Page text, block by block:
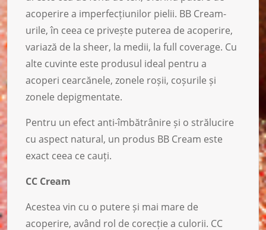
acoperire a imperfecțiunilor pielii. BB Cream-
urile, în ceea ce privește puterea de acoperire,
variază de la sheer, la medii, la full coverage. Cu
alte cuvinte este produsul ideal pentru a
acoperi cearcănele, zonele roșii, coșurile și
zonele depigmentate.
Pentru un efect anti-îmbătrânire și o strălucire
cu aspect natural, un produs BB Cream este
exact ceea ce cauți.
CC Cream
Acestea vin cu o putere și mai mare de
acoperire, având rol de corecție a culorii. CC